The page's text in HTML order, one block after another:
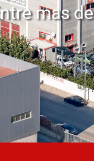
mas